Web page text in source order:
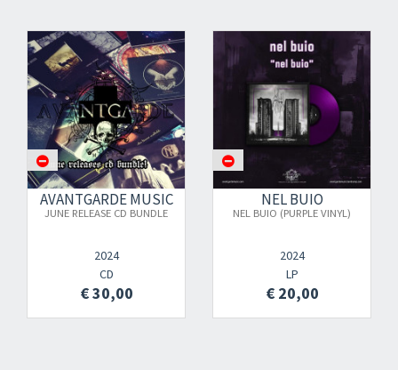
AVANTGARDE MUSIC
JUNE RELEASE CD BUNDLE
2024
CD
€ 30,00
NEL BUIO
NEL BUIO (PURPLE VINYL)
2024
LP
€ 20,00